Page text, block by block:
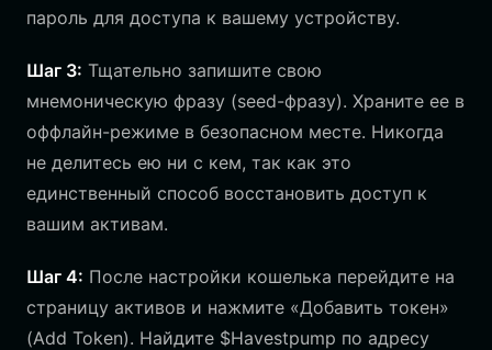
пароль для доступа к вашему устройству.
Шаг 3: Тщательно запишите свою
мнемоническую фразу (seed-фразу). Храните ее в
оффлайн-режиме в безопасном месте. Никогда
не делитесь ею ни с кем, так как это
единственный способ восстановить доступ к
вашим активам.
Шаг 4: После настройки кошелька перейдите на
страницу активов и нажмите «Добавить токен»
(Add Token). Найдите $Havestpump по адресу